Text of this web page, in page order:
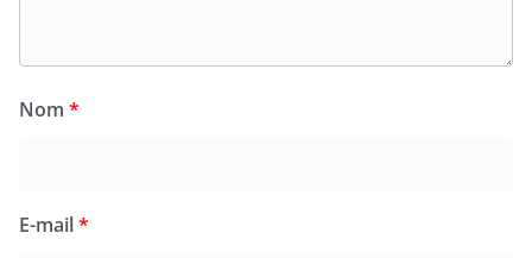
Nom *
E-mail*